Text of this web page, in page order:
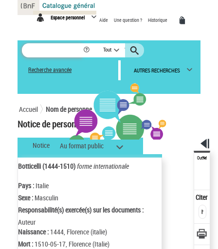
Espace personnel Aide Une question ? Historique
Tout
Recherche avancée AUTRES RECHERCHES
Accueil Nom de personne
Notice de personne
Notice Au format public
Botticelli (1444-1510)forme internationale
Pays : Italie
Sexe : Masculin
Responsabilité(s) exercée(s) sur les documents :
Auteur
Naissance : 1444, Florence (italie)
Mort : 1510-05-17, Florence (Italie)
Outils
Citer
Panneau de gestion des cookies